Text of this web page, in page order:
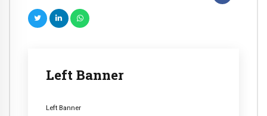
Left Banner
Left Banner